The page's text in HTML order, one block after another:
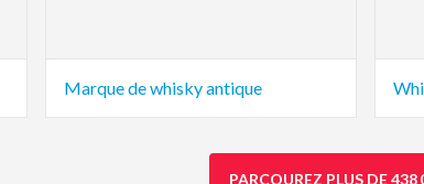
Marque de whisky antique
PARCOUREZ PLUS DE 438